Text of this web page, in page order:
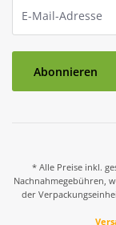
Abonnieren
* Alle Preise inkl.
Nachnahmegebühren,
der